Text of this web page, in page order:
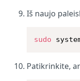
Iš naujo
sudo
Patikrinkite,